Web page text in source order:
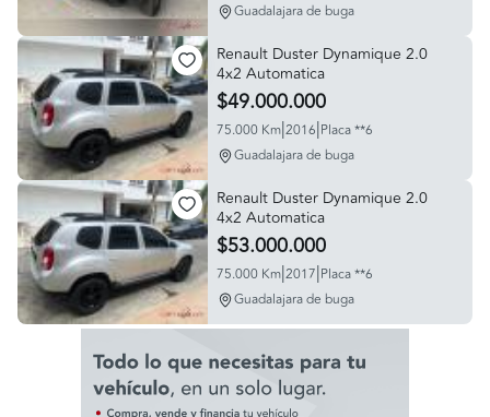
Guadalajara de buga
Renault Duster Dynamique 2.0
4x2 Automatica
$49.000.000
75.000 Km|2016|Placa **6
Guadalajara de buga
Renault Duster Dynamique 2.0
4x2 Automatica
$53.000.000
75.000 Km|2017|Placa **6
Guadalajara de buga